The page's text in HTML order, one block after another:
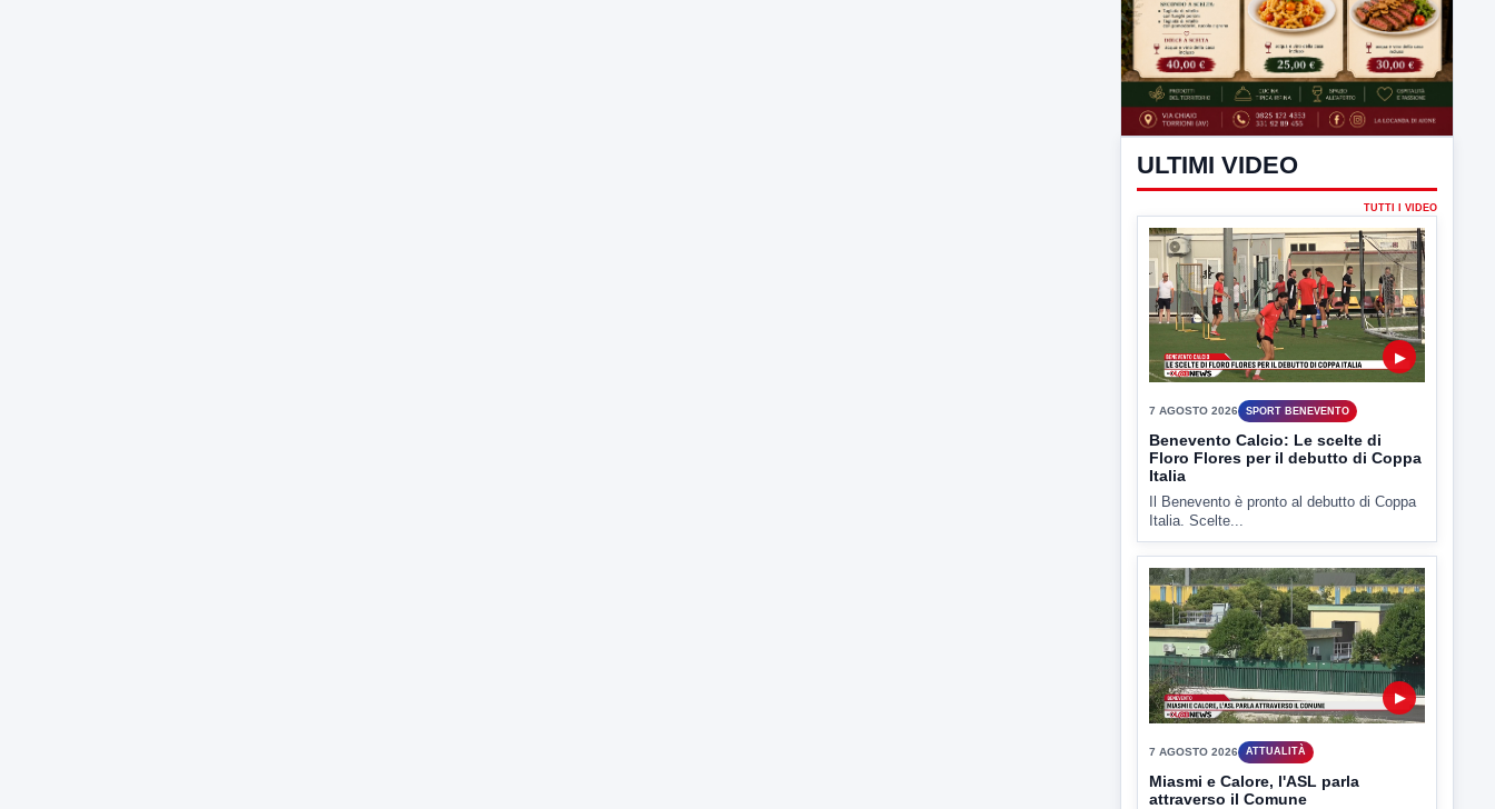
ULTIMI VIDEO
TUTTI I VIDEO
▶
7 AGOSTO 2026 SPORT BENEVENTO
Benevento Calcio: Le scelte di
Floro Flores per il debutto di Coppa
Italia
Il Benevento è pronto al debutto di Coppa